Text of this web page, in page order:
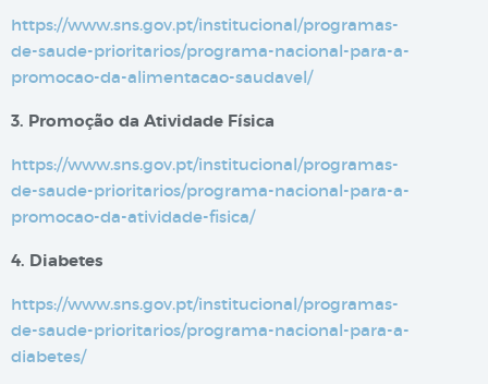
https://www.sns.gov.pt/institucional/programas-
de-saude-prioritarios/programa-nacional-para-a-
promocao-da-alimentacao-saudavel/
3. Promoção da Atividade Física
https://www.sns.gov.pt/institucional/programas-
de-saude-prioritarios/programa-nacional-para-a-
promocao-da-atividade-fisica/
4. Diabetes
https://www.sns.gov.pt/institucional/programas-
de-saude-prioritarios/programa-nacional-para-a-
diabetes/